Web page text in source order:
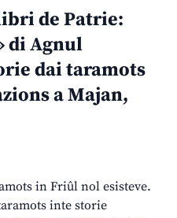
de Patrie:
di Agnul
dai taramots
a Majan,
in Friûl nol esisteve.
inte storie